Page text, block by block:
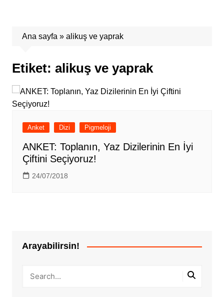
Ana sayfa » alikuş ve yaprak
Etiket: alikuş ve yaprak
Anket Dizi Pigmeloji
ANKET: Toplanın, Yaz Dizilerinin En İyi
Çiftini Seçiyoruz!
24/07/2018
Arayabilirsin!